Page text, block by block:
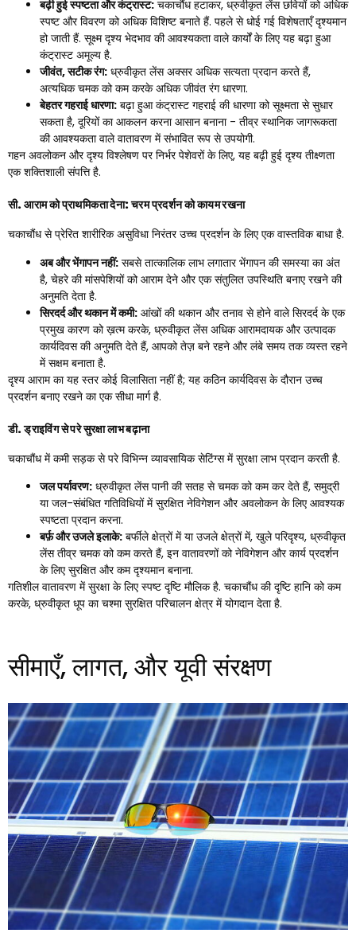
बढ़ी हुई स्पष्टता और कंट्रास्ट: चकाचौंध हटाकर, ध्रुवीकृत लेंस छवियों को अधिक
स्पष्ट और विवरण को अधिक विशिष्ट बनाते हैं. पहले से धोई गई विशेषताएँ दृश्यमान
हो जाती हैं. सूक्ष्म दृश्य भेदभाव की आवश्यकता वाले कार्यों के लिए यह बढ़ा हुआ
कंट्रास्ट अमूल्य है.
जीवंत, सटीक रंग: ध्रुवीकृत लेंस अक्सर अधिक सत्यता प्रदान करते हैं,
अत्यधिक चमक को कम करके अधिक जीवंत रंग धारणा.
बेहतर गहराई धारणा: बढ़ा हुआ कंट्रास्ट गहराई की धारणा को सूक्ष्मता से सुधार
सकता है, दूरियों का आकलन करना आसान बनाना - तीव्र स्थानिक जागरूकता
की आवश्यकता वाले वातावरण में संभावित रूप से उपयोगी.
गहन अवलोकन और दृश्य विश्लेषण पर निर्भर पेशेवरों के लिए, यह बढ़ी हुई दृश्य तीक्ष्णता
एक शक्तिशाली संपत्ति है.
सी. आराम को प्राथमिकता देना: चरम प्रदर्शन को कायम रखना
चकाचौंध से प्रेरित शारीरिक असुविधा निरंतर उच्च प्रदर्शन के लिए एक वास्तविक बाधा है.
अब और भेंगापन नहीं: सबसे तात्कालिक लाभ लगातार भेंगापन की समस्या का अंत
है, चेहरे की मांसपेशियों को आराम देने और एक संतुलित उपस्थिति बनाए रखने की
अनुमति देता है.
सिरदर्द और थकान में कमी: आंखों की थकान और तनाव से होने वाले सिरदर्द के एक
प्रमुख कारण को ख़त्म करके, ध्रुवीकृत लेंस अधिक आरामदायक और उत्पादक
कार्यदिवस की अनुमति देते हैं, आपको तेज़ बने रहने और लंबे समय तक व्यस्त रहने
में सक्षम बनाता है.
दृश्य आराम का यह स्तर कोई विलासिता नहीं है; यह कठिन कार्यदिवस के दौरान उच्च
प्रदर्शन बनाए रखने का एक सीधा मार्ग है.
डी. ड्राइविंग से परे सुरक्षा लाभ बढ़ाना
चकाचौंध में कमी सड़क से परे विभिन्न व्यावसायिक सेटिंग्स में सुरक्षा लाभ प्रदान करती है.
जल पर्यावरण: ध्रुवीकृत लेंस पानी की सतह से चमक को कम कर देते हैं, समुद्री
या जल-संबंधित गतिविधियों में सुरक्षित नेविगेशन और अवलोकन के लिए आवश्यक
स्पष्टता प्रदान करना.
बर्फ़ और उजले इलाके: बर्फीले क्षेत्रों में या उजले क्षेत्रों में, खुले परिदृश्य, ध्रुवीकृत
लेंस तीव्र चमक को कम करते हैं, इन वातावरणों को नेविगेशन और कार्य प्रदर्शन
के लिए सुरक्षित और कम दृश्यमान बनाना.
गतिशील वातावरण में सुरक्षा के लिए स्पष्ट दृष्टि मौलिक है. चकाचौंध की दृष्टि हानि को कम
करके, ध्रुवीकृत धूप का चश्मा सुरक्षित परिचालन क्षेत्र में योगदान देता है.
सीमाएँ, लागत, और यूवी संरक्षण